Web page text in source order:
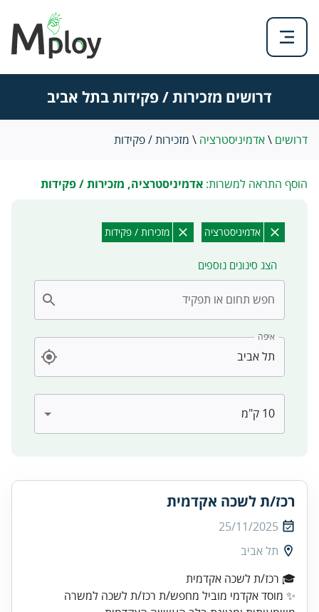
דרושים מזכירות / פקידות בתל אביב
דרושים \אדמיניסטרציה \ מזכירות / פקידות
הוסף התראה למשרות: אדמיניסטרציה, מזכירות / פקידות
אדמיניסטרציה מזכירות / פקידות
הצג סינונים נוספים
חפש תחום או תפקיד
איפה
רכז/ת לשכה אקדמית
25/11/2025
תל אביב
✨ מוסד אקדמי מוביל מחפש/ת רכז/ת לשכה למשרה